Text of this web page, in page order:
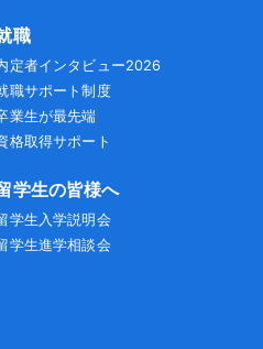
職
定者インタビュー2026
職サポート制度
業生が最先端
格取得サポート
学生の皆様へ
学生入学説明会
学生進学相談会